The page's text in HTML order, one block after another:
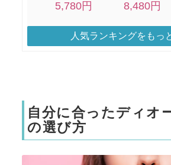
人気ランキングをもっ
自分に合ったディオ
の選び方